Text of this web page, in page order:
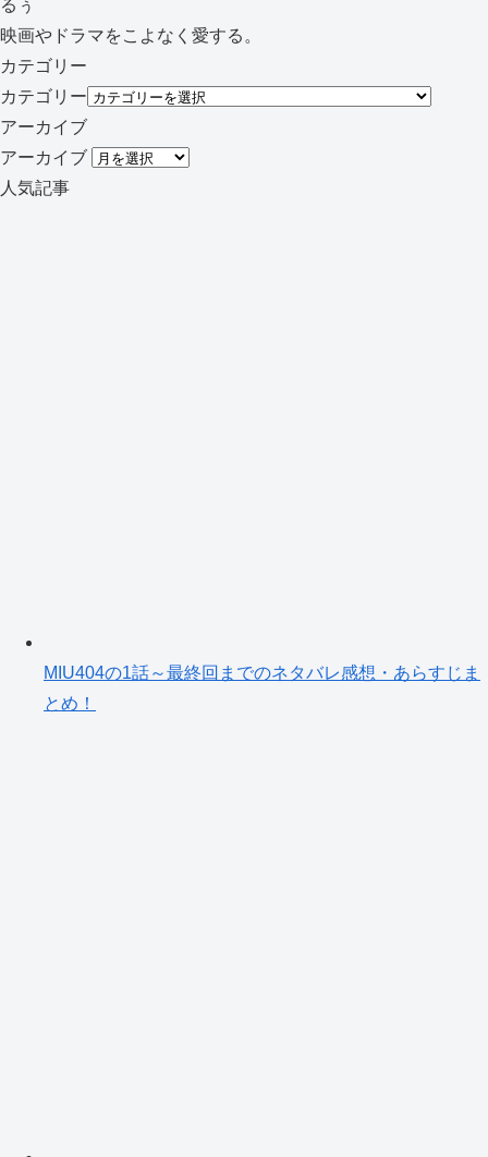
るぅ
映画やドラマをこよなく愛する。
カテゴリー
カテゴリー
アーカイブ
アーカイブ
人気記事
MIU404の1話～最終回までのネタバレ感想・あらすじま
とめ！